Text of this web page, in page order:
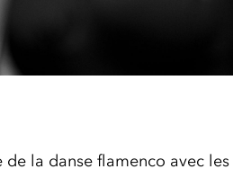
la danse flamenco avec les